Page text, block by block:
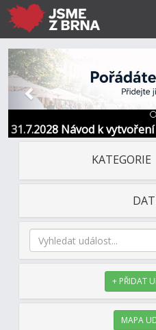
31.7.2028 Návod k
kontakt
Předchozí
KATEGORIE
+ PŘIDAT
MAPA